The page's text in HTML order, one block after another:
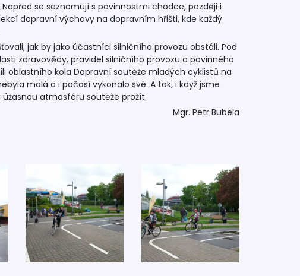
se seznamují s povinnostmi chodce, později i
dopravní výchovy na dopravním hřišti, kde každý
jak by jako účastníci silničního provozu obstáli. Pod
zdravovědy, pravidel silničního provozu a povinného
oblastního kola Dopravní soutěže mladých cyklistů na
malá a i počasí vykonalo své. A tak, i když jsme
atmosféru soutěže prožít.
Mgr. Petr Bubela